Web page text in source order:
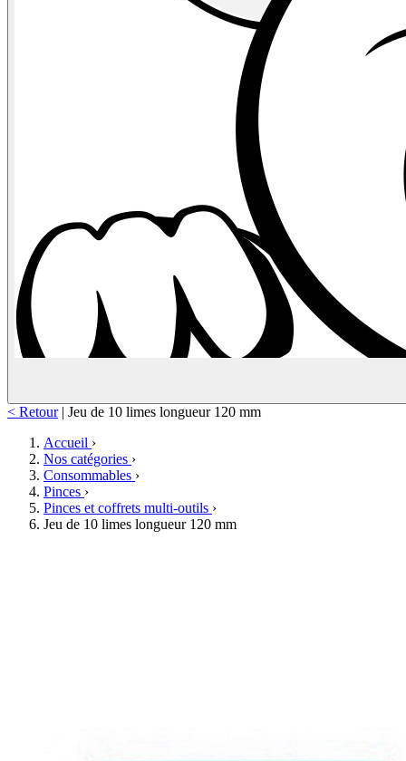
< Retour | Jeu de 10 limes longueur 120 mm
Accueil ›
Nos catégories ›
Consommables ›
Pinces ›
Pinces et coffrets multi-outils ›
Jeu de 10 limes longueur 120 mm